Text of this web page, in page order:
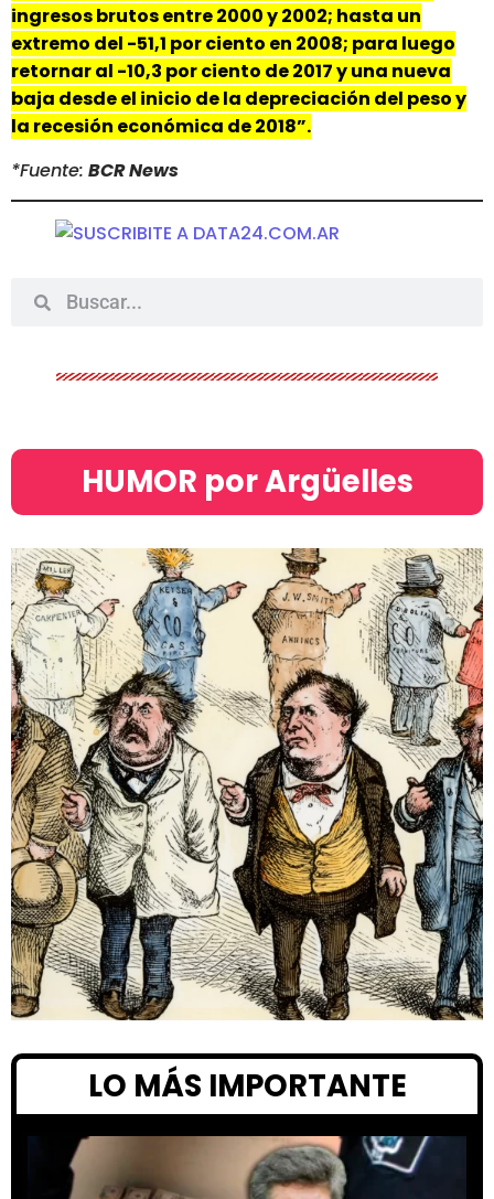
ingresos brutos entre 2000 y 2002; hasta un
extremo del -51,1 por ciento en 2008; para luego
retornar al -10,3 por ciento de 2017 y una nueva
baja desde el inicio de la depreciación del peso y
la recesión económica de 2018”.
*Fuente: BCR News
HUMOR por Argüelles​
LO MÁS IMPORTANTE